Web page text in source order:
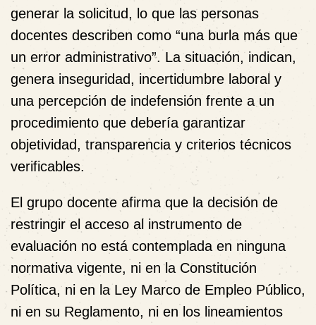
generar la solicitud, lo que las personas
docentes describen como “una burla más que
un error administrativo”. La situación, indican,
genera inseguridad, incertidumbre laboral y
una percepción de indefensión frente a un
procedimiento que debería garantizar
objetividad, transparencia y criterios técnicos
verificables.
El grupo docente afirma que la decisión de
restringir el acceso al instrumento de
evaluación no está contemplada en ninguna
normativa vigente, ni en la Constitución
Política, ni en la Ley Marco de Empleo Público,
ni en su Reglamento, ni en los lineamientos